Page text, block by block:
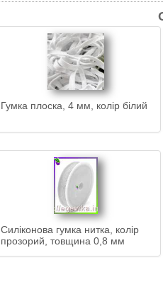
Гумка плоска, 4 мм, колір білий
Силіконова гумка нитка, колір
прозорий, товщина 0,8 мм